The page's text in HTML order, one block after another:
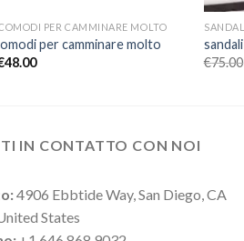
PER CAMMINARE MOLTO
per camminare molto
48.00
€75.00
IN CONTATTO CON NOI
4906 Ebbtide Way, San Diego, CA
States